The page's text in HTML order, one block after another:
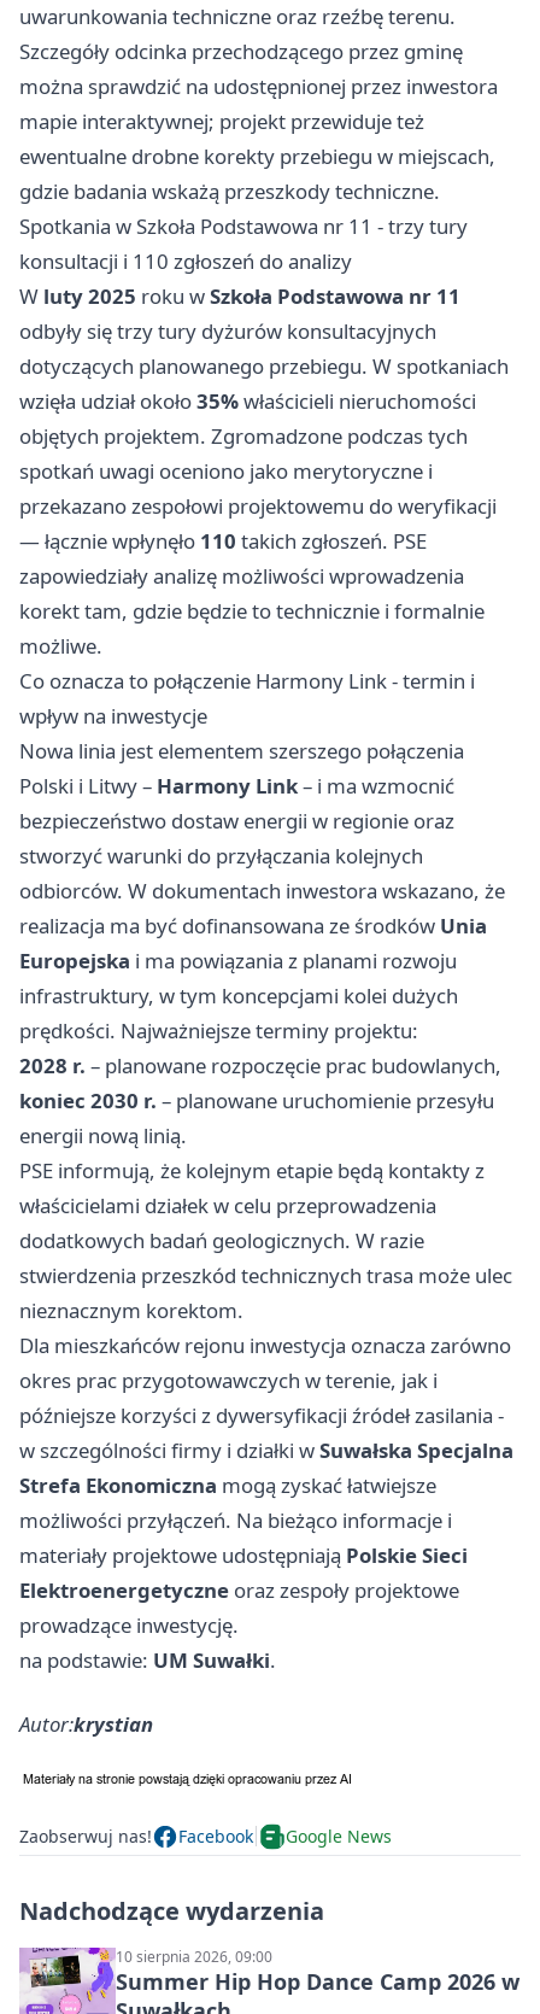
uwarunkowania techniczne oraz rzeźbę terenu.
Szczegóły odcinka przechodzącego przez gminę
można sprawdzić na udostępnionej przez inwestora
mapie interaktywnej; projekt przewiduje też
ewentualne drobne korekty przebiegu w miejscach,
gdzie badania wskażą przeszkody techniczne.
Spotkania w Szkoła Podstawowa nr 11 - trzy tury
konsultacji i 110 zgłoszeń do analizy
W luty 2025 roku wSzkoła Podstawowa nr 11
odbyły się trzy tury dyżurów konsultacyjnych
dotyczących planowanego przebiegu. W spotkaniach
wzięła udział około35%właścicieli nieruchomości
objętych projektem. Zgromadzone podczas tych
spotkań uwagi oceniono jako merytoryczne i
przekazano zespołowi projektowemu do weryfikacji
— łącznie wpłynęło 110 takich zgłoszeń. PSE
zapowiedziały analizę możliwości wprowadzenia
korekt tam, gdzie będzie to technicznie i formalnie
możliwe.
Co oznacza to połączenie Harmony Link - termin i
wpływ na inwestycje
Nowa linia jest elementem szerszego połączenia
Polski i Litwy – Harmony Link– i ma wzmocnić
bezpieczeństwo dostaw energii w regionie oraz
stworzyć warunki do przyłączania kolejnych
odbiorców. W dokumentach inwestora wskazano, że
realizacja ma być dofinansowana ze środków Unia
Europejska i ma powiązania z planami rozwoju
infrastruktury, w tym koncepcjami kolei dużych
prędkości. Najważniejsze terminy projektu:
2028 r. – planowane rozpoczęcie prac budowlanych,
koniec 2030 r. – planowane uruchomienie przesyłu
energii nową linią.
PSE informują, że kolejnym etapie będą kontakty z
właścicielami działek w celu przeprowadzenia
dodatkowych badań geologicznych. W razie
stwierdzenia przeszkód technicznych trasa może ulec
nieznacznym korektom.
Dla mieszkańców rejonu inwestycja oznacza zarówno
okres prac przygotowawczych w terenie, jak i
późniejsze korzyści z dywersyfikacji źródeł zasilania -
w szczególności firmy i działki wSuwałska Specjalna
Strefa Ekonomiczna mogą zyskać łatwiejsze
możliwości przyłączeń. Na bieżąco informacje i
materiały projektowe udostępniają Polskie Sieci
Elektroenergetyczne oraz zespoły projektowe
prowadzące inwestycję.
na podstawie: UM Suwałki.
Autor:krystian
Zaobserwuj nas! Facebook Google News
Nadchodzące wydarzenia
10 sierpnia 2026, 09:00
Summer Hip Hop Dance Camp 2026 w